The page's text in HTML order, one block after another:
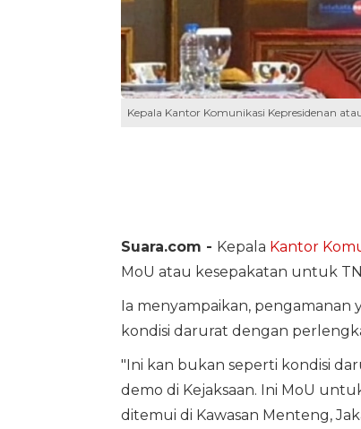
Kepala Kantor Komunikasi Kepresidenan
Suara.com - Kepala Kantor
MoU atau kesepakatan untuk
Ia menyampaikan,
kondisi darurat dengan
"Ini kan bukan seperti kondisi
demo di Kejaksaan. Ini MoU
ditemui di Kawasan Menteng,